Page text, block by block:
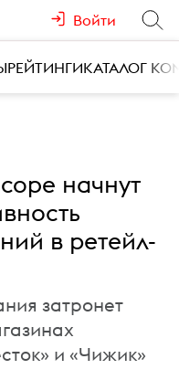
Войти
РЕЙТИНГИКАТАЛОГ
начнут
в ретейл-
затронет
и «Чижик»